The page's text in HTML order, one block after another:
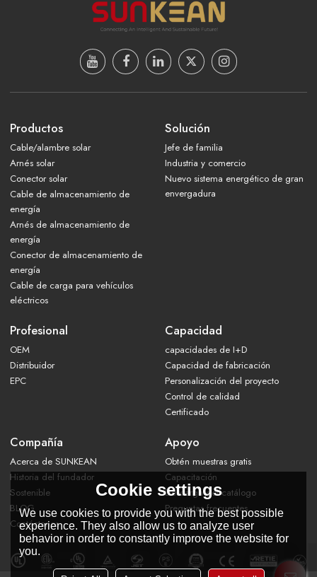
Productos
Cable/alambre solar
Arnés solar
Conector solar
Cable de almacenamiento de
energía
Arnés de almacenamiento de
energía
Conector de almacenamiento de
energía
Cable de carga para vehículos
eléctricos
Solución
Jefe de familia
Industria y comercio
Nuevo sistema energético de gran
envergadura
Profesional
OEM
Distribuidor
EPC
Capacidad
capacidades de I+D
Capacidad de fabricación
Personalización del proyecto
Control de calidad
Certificado
Compañía
Acerca de SUNKEAN
Historia del fundador
Sostenible
BLOG
Contáctanos
Apoyo
Obtén muestras gratis
Capacitación
Descarga del catálogo
Preguntas frecuentes
Cookie settings
We use cookies to provide you with the best possible
experience. They also allow us to analyze user
behavior in order to constantly improve the website for
you.